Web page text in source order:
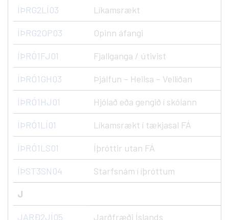
ÍÞRG2LÍ03 Líkamsrækt
ÍÞRG2OP03 Opinn áfangi
ÍÞRÓ1FJ01 Fjallganga / útivist
ÍÞRÓ1GH03 Þjálfun – Heilsa – Vellíðan
ÍÞRÓ1HJ01 Hjólað eða gengið í skólann
ÍÞRÓ1LÍ01 Líkamsrækt í tækjasal FÁ
ÍÞRÓ1LS01 Íþróttir utan FÁ
ÍÞST3SN04 Starfsnám í íþróttum
J
JARÐ2JÍ05 Jarðfræði Íslands